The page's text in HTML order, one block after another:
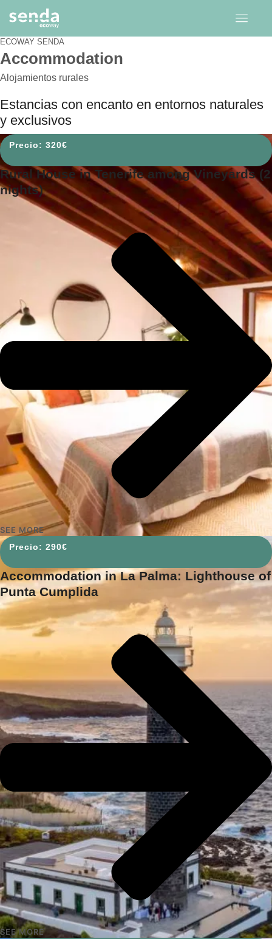
ECOWAY SENDA
Accommodation
Alojamientos rurales
Estancias con encanto en entornos naturales
y exclusivos
320€
Rural House in Tenerife among Vineyards (2
nights)
SEE MORE
290€
Accommodation in La Palma: Lighthouse of
Punta Cumplida
SEE MORE